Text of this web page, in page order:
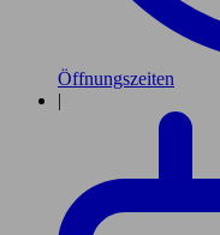
Öffnungszeiten
|